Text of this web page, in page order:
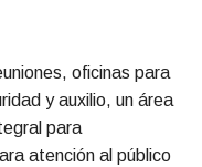
oficinas para
y auxilio, un área
para
atención al público